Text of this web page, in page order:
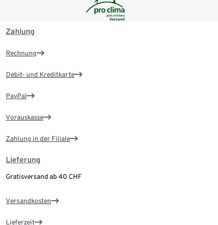
Zahlung
Rechnung
Debit- und Kreditkarte
PayPal
Vorauskasse
Zahlung in der Filiale
Lieferung
Gratisversand ab 40 CHF
Versandkosten
Lieferzeit